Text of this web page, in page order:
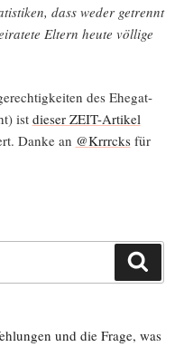
dass weder getrennt
Eltern heu­te völ­li­ge
des Ehe­gat­
ist die­ser ZEIT-Arti­kel
Dan­ke an @Krrrcksfür
und die Frage, was